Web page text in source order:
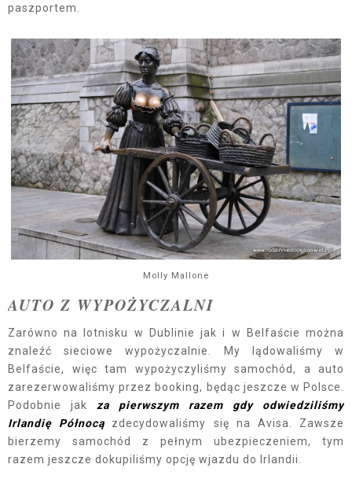
paszportem.
Molly Mallone
AUTO Z WYPOŻYCZALNI
Zarówno na lotnisku w Dublinie jak i w Belfaście można
znaleźć sieciowe wypożyczalnie. My lądowaliśmy w
Belfaście, więc tam wypożyczyliśmy samochód, a auto
zarezerwowaliśmy przez booking, będąc jeszcze w Polsce.
Podobnie jak za pierwszym razem gdy odwiedziliśmy
Irlandię Północą zdecydowaliśmy się na Avisa. Zawsze
bierzemy samochód z pełnym ubezpieczeniem, tym
razem jeszcze dokupiliśmy opcję wjazdu do Irlandii.